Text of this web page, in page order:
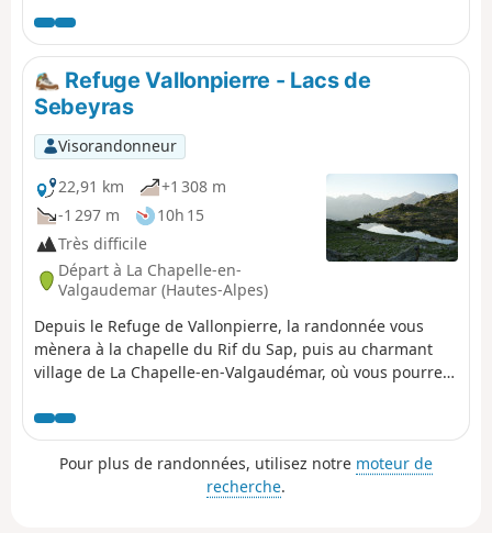
tôt. Un début d'étape splendide, tout au long de la
descente jusqu'aux torrents des glaciers. Le panorama
est de toute beauté entourée des plus beaux sommets
de la partie Sud des Écrins, nous laissant déjà un
sentiment de nostalgie des 13 jours passés. Circuit sans
difficulté technique.
Refuge Vallonpierre - Lacs de
Sebeyras
Visorandonneur
22,91 km
+1 308 m
-1 297 m
10h 15
Très difficile
Départ à La Chapelle-en-
Valgaudemar (Hautes-Alpes)
Depuis le Refuge de Vallonpierre, la randonnée vous
mènera à la chapelle du Rif du Sap, puis au charmant
village de La Chapelle-en-Valgaudémar, où vous pourrez
Le parcours traverse ensuite la Forêt Domaniale du
Valgaudémar avant d'atteindre les magnifiques lacs de
Pétarel et de Sebeyras.
Pour plus de randonnées, utilisez notre moteur de
recherche.